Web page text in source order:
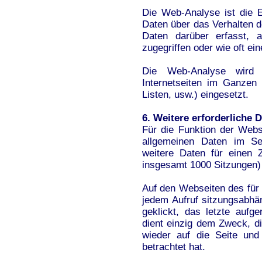
Die Web-Analyse ist die
Daten über das Verhalten
Daten darüber erfasst,
zugegriffen oder wie oft
Die Web-Analyse
Internetseiten im
Listen, usw.) eingesetzt.
6. Weitere erforderliche
Für die Funktion der
allgemeinen Daten im
weitere Daten für einen
insgesamt 1000
Auf den Webseiten des
jedem Aufruf
geklickt, das letzte
dient einzig dem Zweck,
wieder auf die Seite
betrachtet hat.